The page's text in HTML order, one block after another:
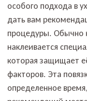
особого подхода в
дать вам
процедуры. Обычно
наклеивается
которая защищает
факторов. Эта
определенное